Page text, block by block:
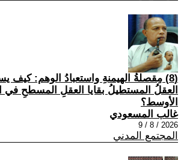
(8) مِقصلةُ الهيمنةِ واستعبادُ الوهم: كيف
العقلُ المستطيلُ بقايا العقلِ المسطحِ في
الأوسط؟
غالب المسعودي
2026 / 8 / 9
المجتمع المدني